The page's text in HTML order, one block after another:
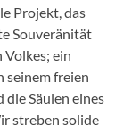
Projekt, das
Souveränität
Volkes; ein
seinem freien
Säulen eines
streben solide